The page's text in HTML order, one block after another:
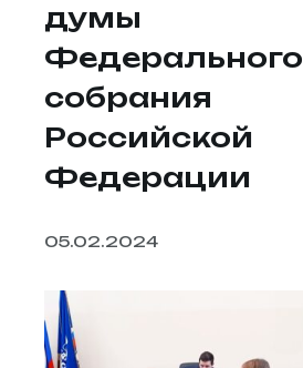
думы
Федерального
собрания
Российской
Федерации
05.02.2024